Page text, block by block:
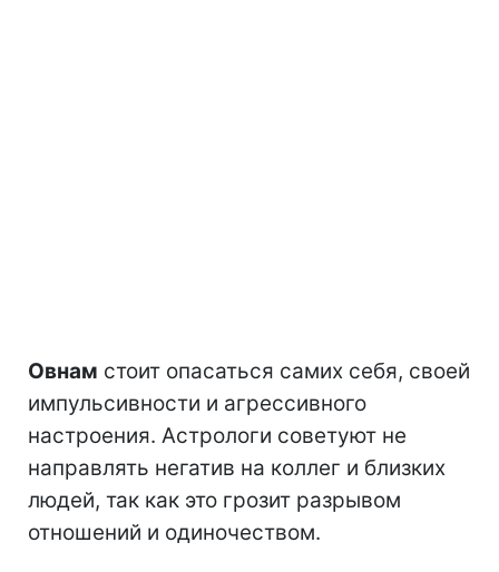
Овнам стоит опасаться самих себя, своей
импульсивности и агрессивного
настроения. Астрологи советуют не
направлять негатив на коллег и близких
людей, так как это грозит разрывом
отношений и одиночеством.